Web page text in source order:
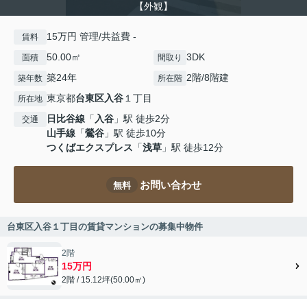
【外観】
賃料 15万円 管理/共益費 -
面積 50.00㎡ 間取り 3DK
築年数 築24年 所在階 2階/8階建
所在地 東京都台東区入谷１丁目
交通 日比谷線 「入谷 」駅 徒歩2分
山手線 「鶯谷 」駅 徒歩10分
つくばエクスプレス 「浅草 」駅 徒歩12分
無料 お問い合わせ
台東区入谷１丁目の賃貸マンションの募集中物件
2階
15万円
2階 / 15.12坪(50.00㎡)